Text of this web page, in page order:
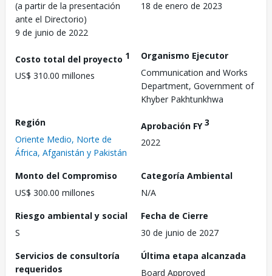
(a partir de la presentación
ante el Directorio)
9 de junio de 2022
18 de enero de 2023
Costo total del proyecto 1
US$ 310.00 millones
Organismo Ejecutor
Communication and Works
Department, Government of
Khyber Pakhtunkhwa
Región
Oriente Medio, Norte de
África, Afganistán y Pakistán
Aprobación FY3
2022
Monto del Compromiso
US$ 300.00 millones
Categoría Ambiental
N/A
Riesgo ambiental y social
S
Fecha de Cierre
30 de junio de 2027
Servicios de consultoría
requeridos
Última etapa alcanzada
Board Approved